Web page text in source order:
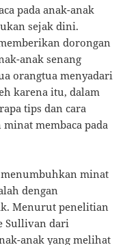
pada anak-anak
sejak dini.
dorongan
anak senang
orangtua menyadari
karena itu, dalam
tips dan cara
membaca pada
minat
dengan
Menurut penelitian
Sullivan dari
anak yang melihat